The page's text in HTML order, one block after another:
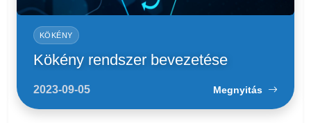
KÖKÉNY
Kökény rendszer bevezetése
2023-09-05 Megnyitás